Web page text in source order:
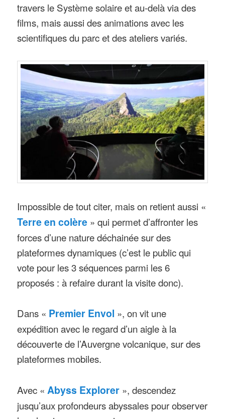
travers le Système solaire et au-delà via des
films, mais aussi des animations avec les
scientifiques du parc et des ateliers variés.
Impossible de tout citer, mais on retient aussi «
Terre en colère » qui permet d’affronter les
forces d’une nature déchainée sur des
plateformes dynamiques (c’est le public qui
vote pour les 3 séquences parmi les 6
proposés : à refaire durant la visite donc).
Dans « Premier Envol », on vit une
expédition avec le regard d’un aigle à la
découverte de l’Auvergne volcanique, sur des
plateformes mobiles.
Avec « Abyss Explorer », descendez
jusqu’aux profondeurs abyssales pour observer